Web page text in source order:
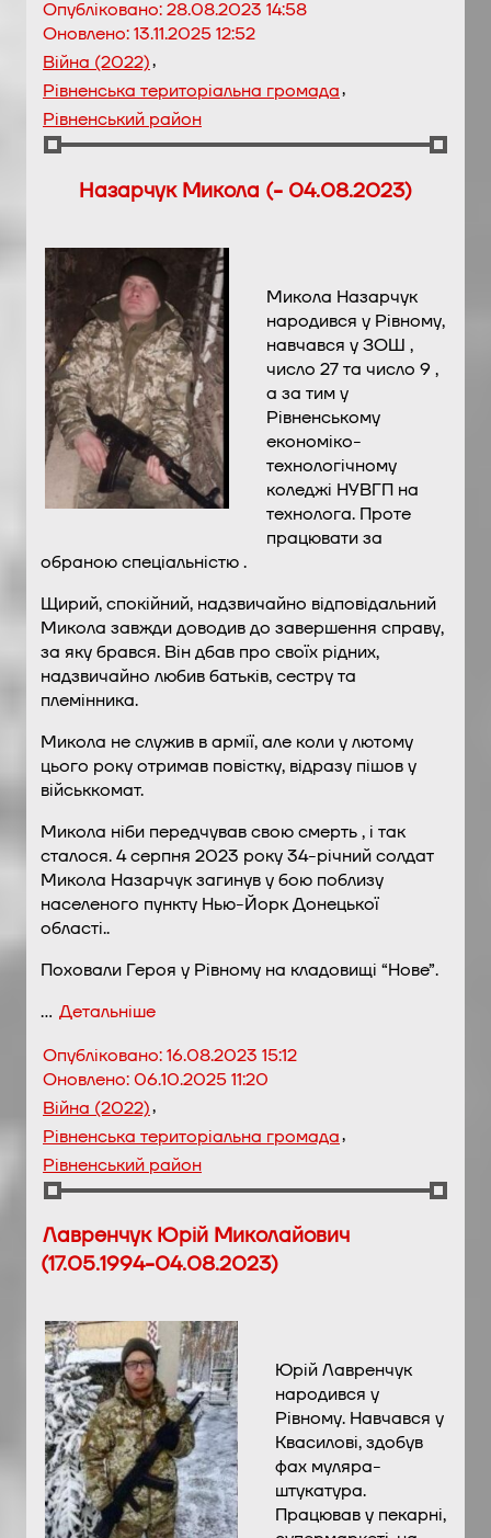
Опубліковано:28.08.2023 14:58
Оновлено:13.11.2025 12:52
Війна (2022),
Рівненська територіальна громада,
Рівненський район
Назарчук Микола (- 04.08.2023)
Микола Назарчук
народився у Рівному,
навчався у ЗОШ ,
число 27 та число 9 ,
а за тим у
Рівненському
економіко-
технологічному
коледжі НУВГП на
технолога. Проте
працювати за
обраною спеціальністю .
Щирий, спокійний, надзвичайно відповідальний
Микола завжди доводив до завершення справу,
за яку брався. Він дбав про своїх рідних,
надзвичайно любив батьків, сестру та
племінника.
Микола не служив в армії, але коли у лютому
цього року отримав повістку, відразу пішов у
військкомат.
Микола ніби передчував свою смерть , і так
сталося. 4 серпня 2023 року 34-річний солдат
Микола Назарчук загинув у бою поблизу
населеного пункту Нью-Йорк Донецької
області..
Поховали Героя у Рівному на кладовищі “Нове”.
… Детальніше
Опубліковано:16.08.2023 15:12
Оновлено:06.10.2025 11:20
Війна (2022),
Рівненська територіальна громада,
Рівненський район
Лавренчук Юрій Миколайович
(17.05.1994-04.08.2023)
Юрій Лавренчук
народився у
Рівному. Навчався у
Квасилові, здобув
фах муляра-
штукатура.
Працював у пекарні,